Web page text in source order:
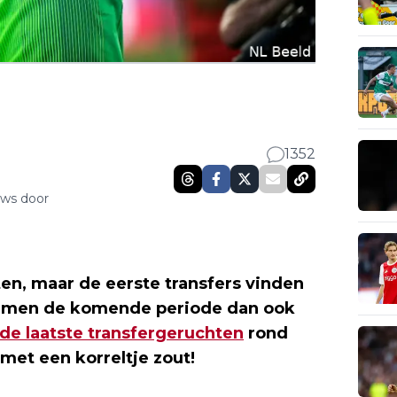
1352
door
maar de eerste transfers vinden
de komende periode dan ook
de laatste transfergeruchten rond
een korreltje zout!